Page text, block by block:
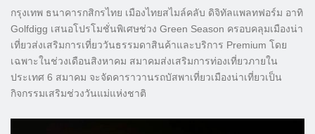
กรุงเทพ ธนาคารกสิกรไทย เมืองไทยสไมล์คลับ ดิจิทัลแพลทฟอร์ม อาทิ
Golfdigg เสนอโปรโมชั่นพิเศษช่วง Green Season ครอบคลุมเมืองน่า
เที่ยวส่งเสริมการเที่ยววันธรรมดาสินค้าและบริการ Premium โดย
เฉพาะในช่วงเดือนสิงหาคม สมาคมส่งเสริมการท่องเที่ยวภายใน
ประเทศ 6 สมาคม จะจัดคาราวานรถบัสพาเที่ยวเมืองน่าเที่ยวเป็น
กิจกรรมเสริมช่วงวันแม่แห่งชาติ